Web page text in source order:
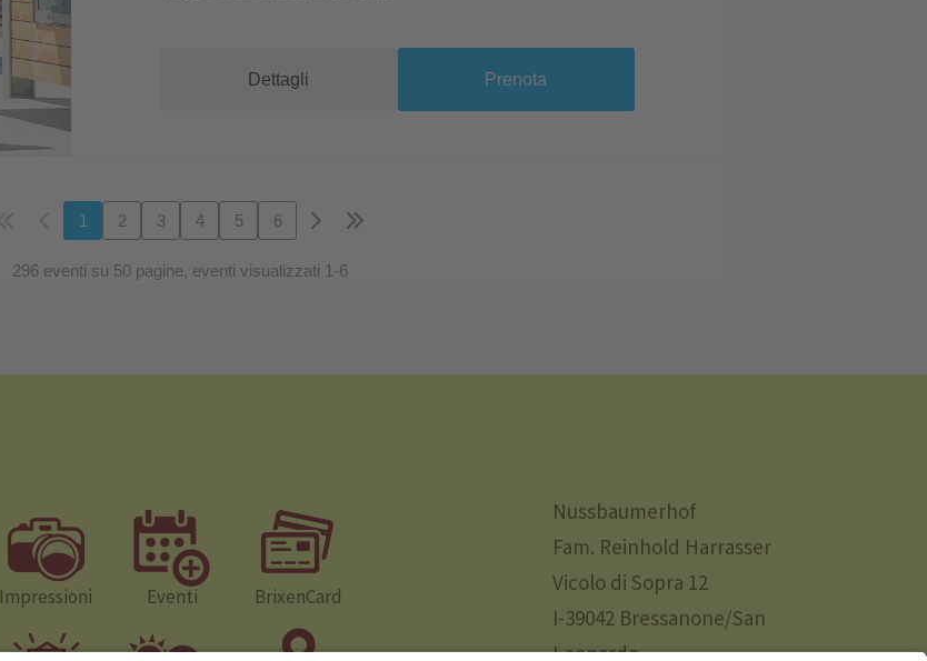
Dettagli Prenota
1 2 3 4 5 6
296 eventi su 50 pagine, eventi visualizzati 1-6
Impressioni Eventi BrixenCard
Nussbaumerhof
Fam. Reinhold Harrasser
Vicolo di Sopra 12
I-39042 Bressanone/San
Leonardo